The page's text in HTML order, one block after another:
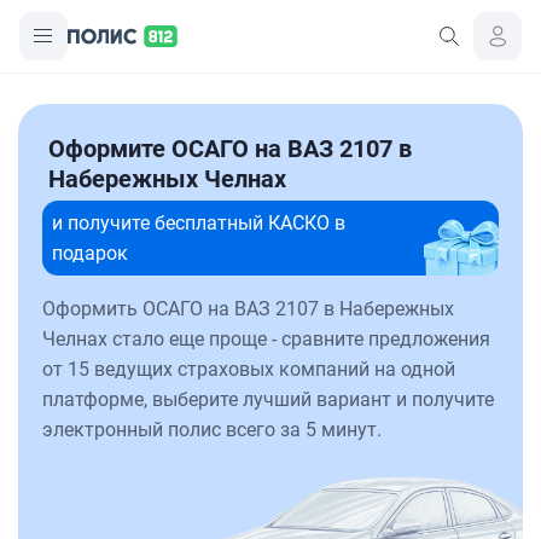
Оформите ОСАГО на ВАЗ 2107 в
Набережных Челнах
и получите бесплатный КАСКО в
подарок
Оформить ОСАГО на ВАЗ 2107 в Набережных
Челнах стало еще проще - сравните предложения
от 15 ведущих страховых компаний на одной
платформе, выберите лучший вариант и получите
электронный полис всего за 5 минут.